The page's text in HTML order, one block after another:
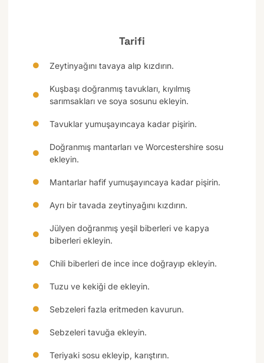
Tarifi
Zeytinyağını tavaya alıp kızdırın.
Kuşbaşı doğranmış tavukları, kıyılmış
sarımsakları ve soya sosunu ekleyin.
Tavuklar yumuşayıncaya kadar pişirin.
Doğranmış mantarları ve Worcestershire sosu
ekleyin.
Mantarlar hafif yumuşayıncaya kadar pişirin.
Ayrı bir tavada zeytinyağını kızdırın.
Jülyen doğranmış yeşil biberleri ve kapya
biberleri ekleyin.
Chili biberleri de ince ince doğrayıp ekleyin.
Tuzu ve kekiği de ekleyin.
Sebzeleri fazla eritmeden kavurun.
Sebzeleri tavuğa ekleyin.
Teriyaki sosu ekleyip, karıştırın.